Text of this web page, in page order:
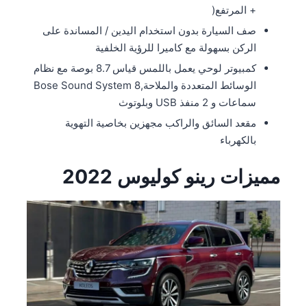
+ المرتفع(
صف السيارة بدون استخدام اليدين / المساندة على
الركن بسهولة مع كاميرا للرؤية الخلفية
كمبيوتر لوحي يعمل باللمس قياس 8.7 بوصة مع نظام
الوسائط المتعددة والملاحة,Bose Sound System 8
سماعات و 2 منفذ USB وبلوتوث
مقعد السائق والراكب مجهزين بخاصية التهوية
بالكهرباء
مميزات رينو كوليوس 2022